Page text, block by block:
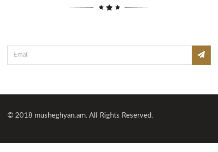
© 2018 musheghyan.am. All Rights Reserved.